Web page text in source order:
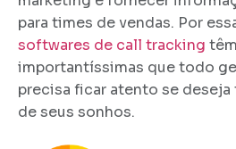
para times de vendas. Por
softwares de call tracking
importantíssimas que todo
precisa ficar atento se
de seus sonhos.